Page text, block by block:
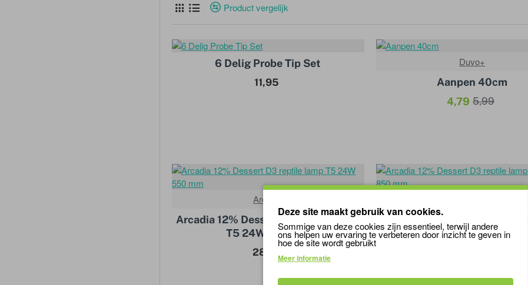
Product vergelijk
6 Delig Probe Tip Set
11,95
Duvo+
Aanpen 40cm
4,79 5,99
Arcadia
Arcadia 12% Dessert D3 reptile lamp
T5 24W 550 mm
28,79
Arcadia 12% Dessert D3
T5 39W 850 mm
Deze site maakt gebruik van cookies.
Sommige van deze cookies zijn essentieel, terwijl andere
ons helpen uw ervaring te verbeteren door inzicht te geven in
hoe de site wordt gebruikt
Meer informatie